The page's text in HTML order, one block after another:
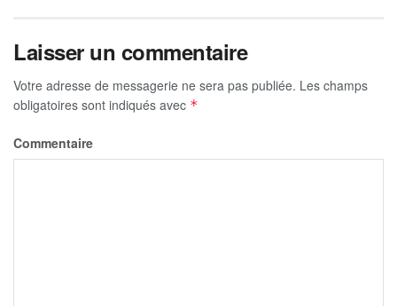
Laisser un commentaire
Votre adresse de messagerie ne sera pas publiée. Les champs
obligatoires sont indiqués avec *
Commentaire